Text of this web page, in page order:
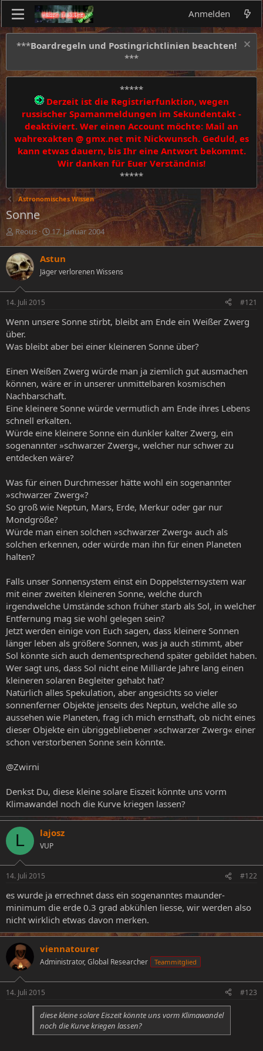
Anmelden
***Boardregeln und Postingrichtlinien beachten!
***
*****
Derzeit ist die Registrierfunktion, wegen
russischer Spamanmeldungen im Sekundentakt -
deaktiviert. Wer einen Account möchte: Mail an
wahrexakten @ gmx.net mit Nickwunsch. Geduld, es
kann etwas dauern, bis Ihr eine Antwort bekommt.
Wir danken für Euer Verständnis!
*****
Astronomisches Wissen
Sonne
E
s
t
e
l
e
Reous
E
r
t
e
l
m
17. Januar 2004
Astun
Jäger verlorenen Wissens
14. Juli 2015 #121
Wenn unsere Sonne stirbt, bleibt am Ende ein Weißer Zwerg
über.
Was bleibt aber bei einer kleineren Sonne über?
Einen Weißen Zwerg würde man ja ziemlich gut ausmachen
können, wäre er in unserer unmittelbaren kosmischen
Nachbarschaft.
Eine kleinere Sonne würde vermutlich am Ende ihres Lebens
schnell erkalten.
Würde eine kleinere Sonne ein dunkler kalter Zwerg, ein
sogenannter »schwarzer Zwerg«, welcher nur schwer zu
entdecken wäre?
Was für einen Durchmesser hätte wohl ein sogenannter
»schwarzer Zwerg«?
So groß wie Neptun, Mars, Erde, Merkur oder gar nur
Mondgröße?
Würde man einen solchen »schwarzer Zwerg« auch als
solchen erkennen, oder würde man ihn für einen Planeten
halten?
Falls unser Sonnensystem einst ein Doppelsternsystem war
mit einer zweiten kleineren Sonne, welche durch
irgendwelche Umstände schon früher starb als Sol, in welcher
Entfernung mag sie wohl gelegen sein?
Jetzt werden einige von Euch sagen, dass kleinere Sonnen
länger leben als größere Sonnen, was ja auch stimmt, aber
Sol könnte sich auch dementsprechend später gebildet haben.
Wer sagt uns, dass Sol nicht eine Milliarde Jahre lang einen
kleineren solaren Begleiter gehabt hat?
Natürlich alles Spekulation, aber angesichts so vieler
sonnenferner Objekte jenseits des Neptun, welche alle so
aussehen wie Planeten, frag ich mich ernsthaft, ob nicht eines
dieser Objekte ein übriggebliebener »schwarzer Zwerg« einer
schon verstorbenen Sonne sein könnte.
@Zwirni
Denkst Du, diese kleine solare Eiszeit könnte uns vorm
Klimawandel noch die Kurve kriegen lassen?
L lajosz
VUP
14. Juli 2015 #122
es wurde ja errechnet dass ein sogenanntes maunder-
minimum die erde 0.3 grad abkühlen liesse, wir werden also
nicht wirklich etwas davon merken.
viennatourer
Administrator, Global Researcher Teammitglied
14. Juli 2015 #123
diese kleine solare Eiszeit könnte uns vorm Klimawandel
noch die Kurve kriegen lassen?